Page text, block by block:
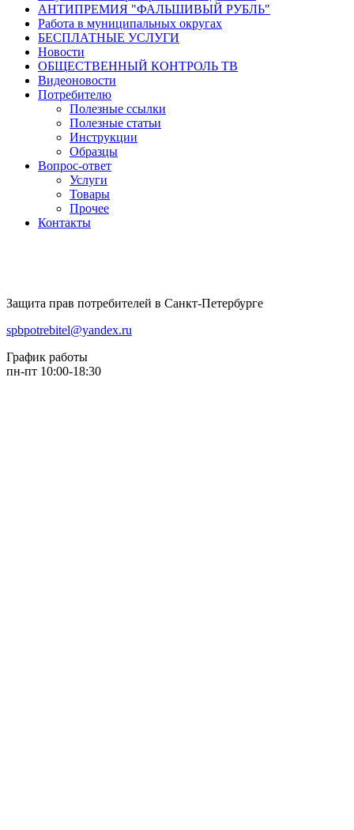
АНТИПРЕМИЯ "ФАЛЬШИВЫЙ РУБЛЬ"
Работа в муниципальных округах
БЕСПЛАТНЫЕ УСЛУГИ
Новости
ОБЩЕСТВЕННЫЙ КОНТРОЛЬ ТВ
Видеоновости
Потребителю
Полезные ссылки
Полезные статьи
Инструкции
Образцы
Вопрос-ответ
Услуги
Товары
Прочее
Контакты
Защита прав потребителей в Санкт-Петербурге
spbpotrebitel@yandex.ru
График работы
пн-пт 10:00-18:30